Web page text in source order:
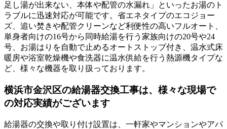
足し湯が出来ない、本体や配管の水漏れ」といったお湯のト
ラブルに迅速対応が可能です。省エネタイプのエコジョー
ズ、追い焚きや配管クリーンなど利便性の高いフルオート、
単身者向けの16号から同時給湯を行う家族向けの20号や24
号、お湯はりを自動で止めるオートストップ付き、温水式床
暖房や浴室乾燥機や食洗器に温水供給を行う熱源機タイプな
ど、様々な機器を取り扱っております。
横浜市金沢区の給湯器交換工事は、様々な現場で
の対応実績がございます
給湯器の交換や取り付け設置は、一軒家やマンションやアパ